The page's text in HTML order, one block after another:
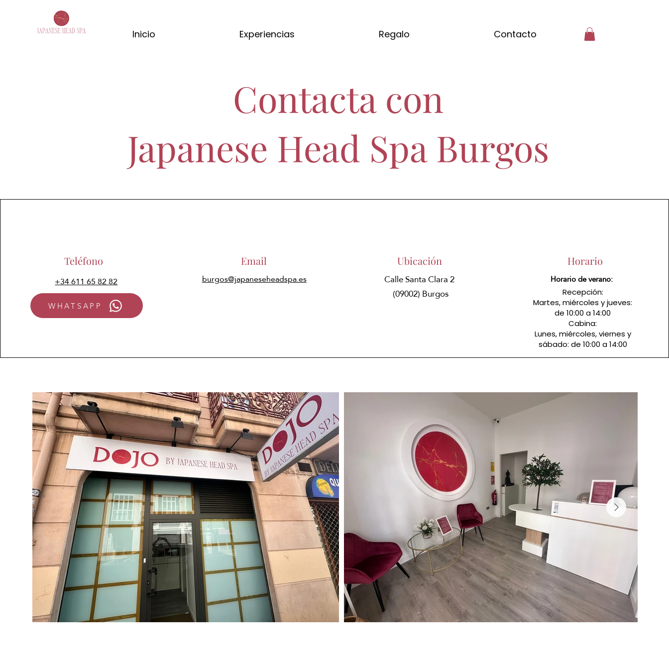
Inicio Experiencias Regalo Contacto
Contacta con
Japanese Head Spa Burgos
Si necesitas contactar con alguno de nuestros centros
Teléfono
+34 611 65 82 82
WHATSAPP
Email
burgos@japaneseheadspa.es
Ubicación
Calle Santa Clara 2
(09002) Burgos
Horario
Horario de verano:
Recepción:
Martes, miércoles y jueves:
de 10:00 a 14:00
Cabina:
Lunes, miércoles, viernes y
sábado: de 10:00 a 14:00